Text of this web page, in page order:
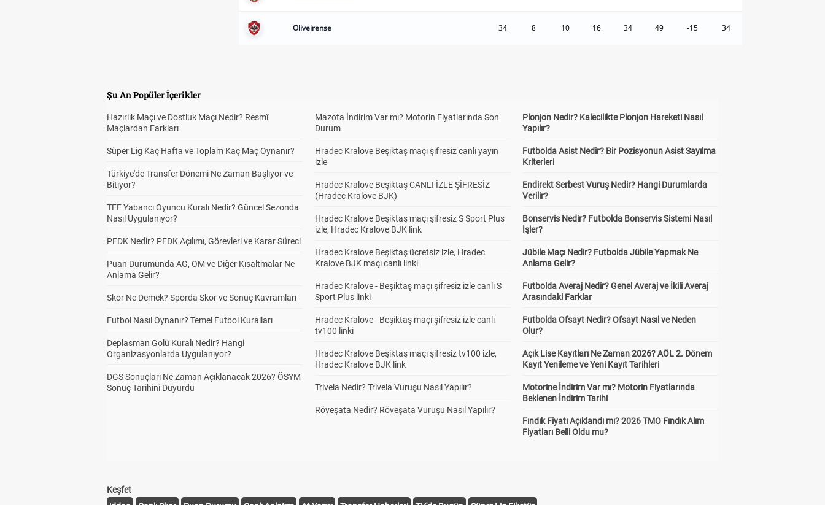
Oliveirense 34 8 10 16 34 49 -15 34
Şu An Popüler İçerikler
Hazırlık Maçı ve Dostluk Maçı Nedir? Resmî
Maçlardan Farkları
Süper Lig Kaç Hafta ve Toplam Kaç Maç Oynanır?
Türkiye'de Transfer Dönemi Ne Zaman Başlıyor ve
Bitiyor?
TFF Yabancı Oyuncu Kuralı Nedir? Güncel Sezonda
Nasıl Uygulanıyor?
PFDK Nedir? PFDK Açılımı, Görevleri ve Karar Süreci
Puan Durumunda AG, OM ve Diğer Kısaltmalar Ne
Anlama Gelir?
Skor Ne Demek? Sporda Skor ve Sonuç Kavramları
Futbol Nasıl Oynanır? Temel Futbol Kuralları
Deplasman Golü Kuralı Nedir? Hangi
Organizasyonlarda Uygulanıyor?
DGS Sonuçları Ne Zaman Açıklanacak 2026? ÖSYM
Sonuç Tarihini Duyurdu
Mazota İndirim Var mı? Motorin Fiyatlarında Son
Durum
Hradec Kralove Beşiktaş maçı şifresiz canlı yayın
izle
Hradec Kralove Beşiktaş CANLI İZLE ŞİFRESİZ
(Hradec Kralove BJK)
Hradec Kralove Beşiktaş maçı şifresiz S Sport Plus
izle, Hradec Kralove BJK link
Hradec Kralove Beşiktaş ücretsiz izle, Hradec
Kralove BJK maçı canlı linki
Hradec Kralove - Beşiktaş maçı şifresiz izle canlı S
Sport Plus linki
Hradec Kralove - Beşiktaş maçı şifresiz izle canlı
tv100 linki
Hradec Kralove Beşiktaş maçı şifresiz tv100 izle,
Hradec Kralove BJK link
Trivela Nedir? Trivela Vuruşu Nasıl Yapılır?
Röveşata Nedir? Röveşata Vuruşu Nasıl Yapılır?
Plonjon Nedir? Kalecilikte Plonjon Hareketi Nasıl
Yapılır?
Futbolda Asist Nedir? Bir Pozisyonun Asist Sayılma
Kriterleri
Endirekt Serbest Vuruş Nedir? Hangi Durumlarda
Verilir?
Bonservis Nedir? Futbolda Bonservis Sistemi Nasıl
İşler?
Jübile Maçı Nedir? Futbolda Jübile Yapmak Ne
Anlama Gelir?
Futbolda Averaj Nedir? Genel Averaj ve İkili Averaj
Arasındaki Farklar
Futbolda Ofsayt Nedir? Ofsayt Nasıl ve Neden
Olur?
Açık Lise Kayıtları Ne Zaman 2026? AÖL 2. Dönem
Kayıt Yenileme ve Yeni Kayıt Tarihleri
Motorine İndirim Var mı? Motorin Fiyatlarında
Beklenen İndirim Tarihi
Fındık Fiyatı Açıklandı mı? 2026 TMO Fındık Alım
Fiyatları Belli Oldu mu?
Keşfet